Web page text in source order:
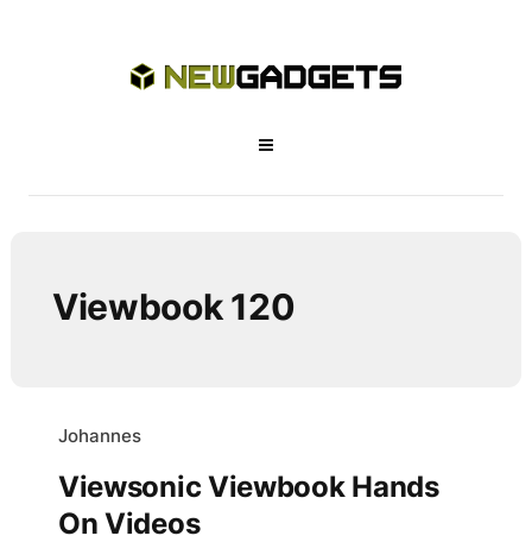
Viewbook 120
Johannes
Viewsonic Viewbook Hands
On Videos